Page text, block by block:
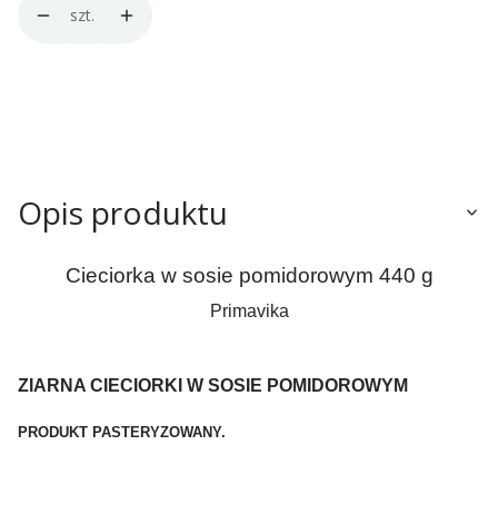
szt.
Opis produktu
Cieciorka w sosie pomidorowym 440 g
Primavika
ZIARNA CIECIORKI W SOSIE POMIDOROWYM
PRODUKT PASTERYZOWANY.